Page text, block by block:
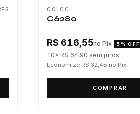
COLCCI
C6280
R$ 616,55no Pix 5% OFF
10× R$ 64,90 sem juros
Economize R$ 32,45 no Pix
COMPRAR